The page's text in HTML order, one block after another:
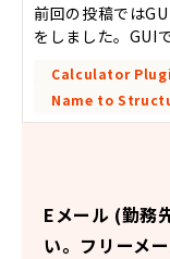
前回の投稿では
をしました。GUI
Calculator
Name to
Eメール (勤務
い。フリーメ